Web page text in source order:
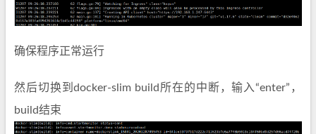
确保程序正常运行
然后切换到docker-slim build所在的中断，输入“enter”，
build结束